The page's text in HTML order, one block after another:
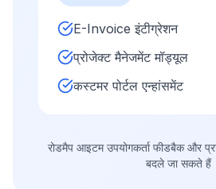
E-Invoice इंटीग्रेशन
प्रोजेक्ट मैनेजमेंट मॉड्यूल
कस्टमर पोर्टल एन्हांसमेंट
रोडमैप आइटम उपयोगकर्ता फीडबैक और
बदले जा सकते हैं